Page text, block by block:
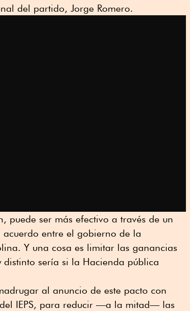
del partido, Jorge Romero.
puede ser más efectivo a través de un
entre el gobierno de la
Y una cosa es limitar las ganancias
distinto sería si la Hacienda pública
al anuncio de este pacto con
IEPS, para reducir —a la mitad— las